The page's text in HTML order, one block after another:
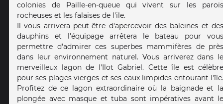
colonies de Paille-en-queue qui vivent sur les parois
rocheuses et les falaises de l'ile.
Il vous arrivera peut-être d'apercevoir des baleines et des
dauphins et l'équipage arrêtera le bateau pour vous
permettre d'admirer ces superbes mammifères de près
dans leur environnement naturel. Vous arriverez dans le
merveilleux lagon de l'Ilot Gabriel. Cette île est célèbre
pour ses plages vierges et ses eaux limpides entourant l'île.
Profitez de ce lagon extraordinaire où la baignade et la
plongée avec masque et tuba sont impératives avant le